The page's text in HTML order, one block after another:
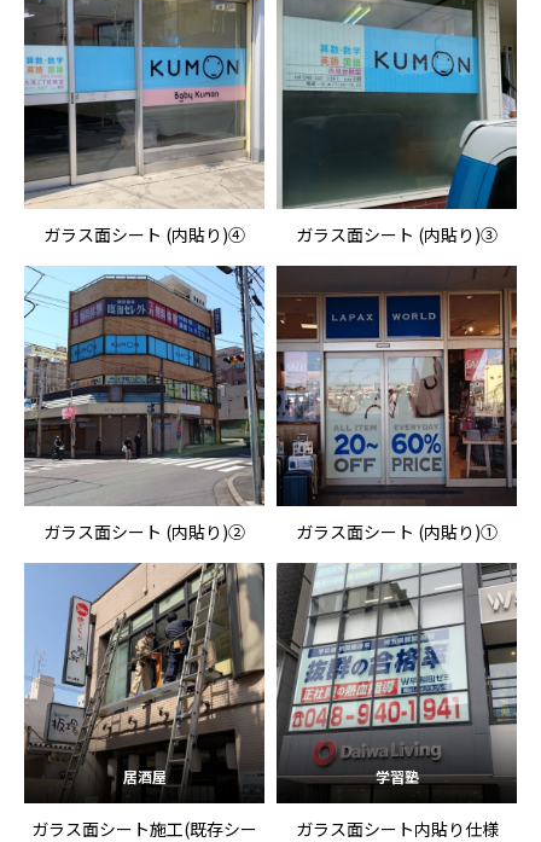
ガラス面シート (内貼り)④ ガラス面シート (内貼り)③
ガラス面シート (内貼り)② ガラス面シート (内貼り)①
居酒屋
ガラス面シート施工(既存シー
学習塾
ガラス面シート内貼り仕様